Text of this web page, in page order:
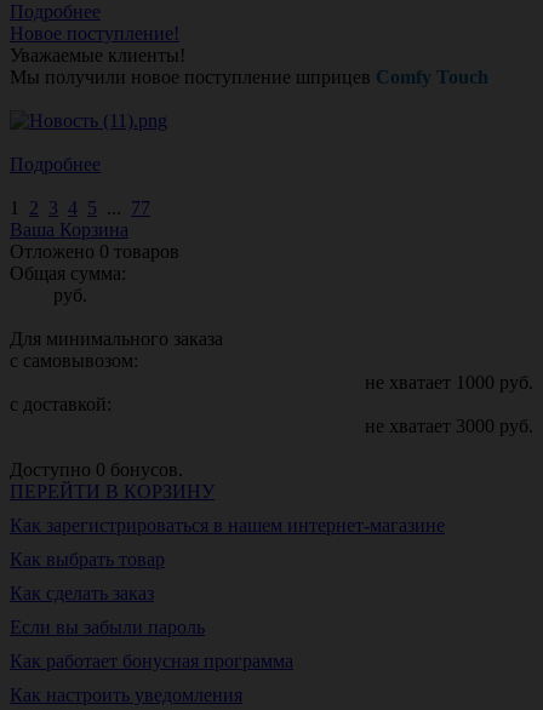
Подробнее
Новое поступление!
Уважаемые клиенты!
Мы получили новое поступление шприцев Comfy Touch
Подробнее
1 2 3 4 5 ... 77
Ваша Корзина
Отложено 0 товаров
Общая сумма:
руб.
Для минимального заказа
с самовывозом:
не хватает 1000 руб.
с доставкой:
не хватает 3000 руб.
Доступно 0 бонусов.
ПЕРЕЙТИ В КОРЗИНУ
Как зарегистрироваться в нашем интернет-магазине
Как выбрать товар
Как сделать заказ
Если вы забыли пароль
Как работает бонусная программа
Как настроить уведомления